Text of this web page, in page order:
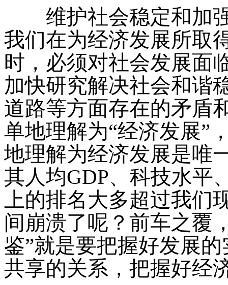
维护社会稳定和加强
我们在为经济发展所取
时，必须对社会发展面
加快研究解决社会和谐
道路等方面存在的矛盾
单地理解为“经济发展”
地理解为经济发展是唯
其人均GDP、科技水平
上的排名大多超过我们
间崩溃了呢？前车之覆
鉴”就是要把握好发展
共享的关系，把握好经